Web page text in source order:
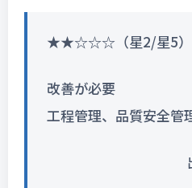
★★☆☆☆（星2/星5）
改善が必要
工程管理、品質安全管